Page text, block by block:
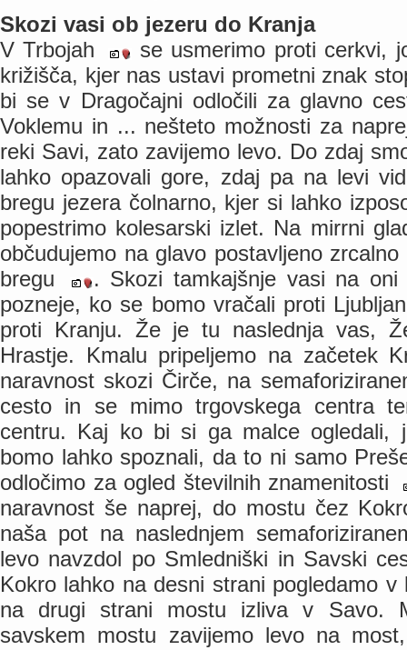
Skozi vasi ob jezeru do Kranja
V Trbojah
se usmerimo proti cerkvi,
križišča, kjer nas ustavi prometni znak
bi se v Dragočajni odločili za glavno
Voklemu in ... nešteto možnosti za
reki Savi, zato zavijemo levo. Do zdaj
lahko opazovali gore, zdaj pa na levi
bregu jezera čolnarno, kjer si lahko
popestrimo kolesarski izlet. Na mirrni
občudujemo na glavo postavljeno
bregu
. Skozi tamkajšnje vasi na
pozneje, ko se bomo vračali proti
proti Kranju. Že je tu naslednja vas,
Hrastje. Kmalu pripeljemo na začetek
naravnost skozi Čirče, na
cesto in se mimo trgovskega centra
centru. Kaj ko bi si ga malce ogledali,
bomo lahko spoznali, da to ni samo
odločimo za ogled številnih znamenitosti
naravnost še naprej, do mostu čez
naša pot na naslednjem
levo navzdol po Smledniški in Savski
Kokro lahko na desni strani pogledamo
na drugi strani mostu izliva v Savo.
savskem mostu zavijemo levo na